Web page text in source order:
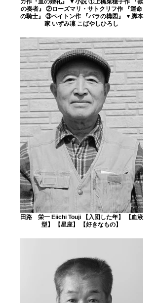
の奏者』 ②ローズマリ・サトクリフ作 『運命
の騎士』 ③ペイトン作 『バラの構図』 ▼脚本
家 いずみ凜 こばやしひろし
田路 栄一 Eiichi Touji 【入団した年】 【血液
型】 【星座】 【好きなもの】